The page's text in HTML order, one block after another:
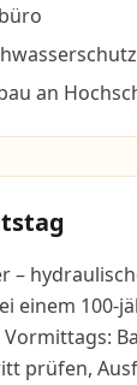
an
–
einem 100-
Vormittags:
prüfen,